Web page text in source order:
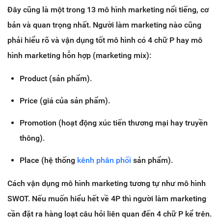
Đây cũng là một trong 13 mô hình marketing nổi tiếng, cơ
bản và quan trọng nhất. Người làm marketing nào cũng
phải hiểu rõ và vận dụng tốt mô hình có 4 chữ P hay mô
hình marketing hỗn hợp (marketing mix):
Product (sản phẩm).
Price (giá của sản phẩm).
Promotion (hoạt động xúc tiến thương mại hay truyền
thông).
Place (hệ thống kênh phân phối sản phẩm).
Cách vận dụng mô hình marketing tương tự như mô hình
SWOT. Nếu muốn hiểu hết về 4P thì người làm marketing
cần đặt ra hàng loạt câu hỏi liên quan đến 4 chữ P kể trên.